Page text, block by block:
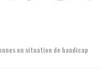
situation de handicap